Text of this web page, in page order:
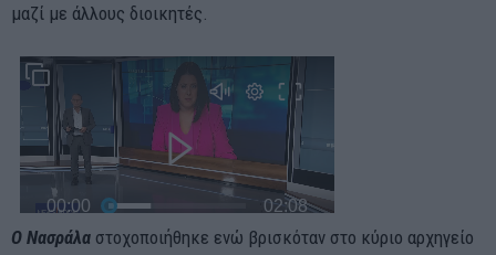
μαζί με άλλους διοικητές.
Ο Νασράλα στοχοποιήθηκε ενώ βρισκόταν στο κύριο αρχηγείο